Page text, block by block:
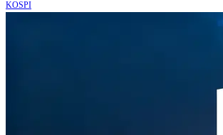
KOSPI